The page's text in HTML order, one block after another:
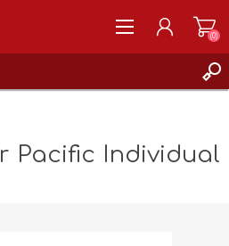
(0)
Pacific Individual